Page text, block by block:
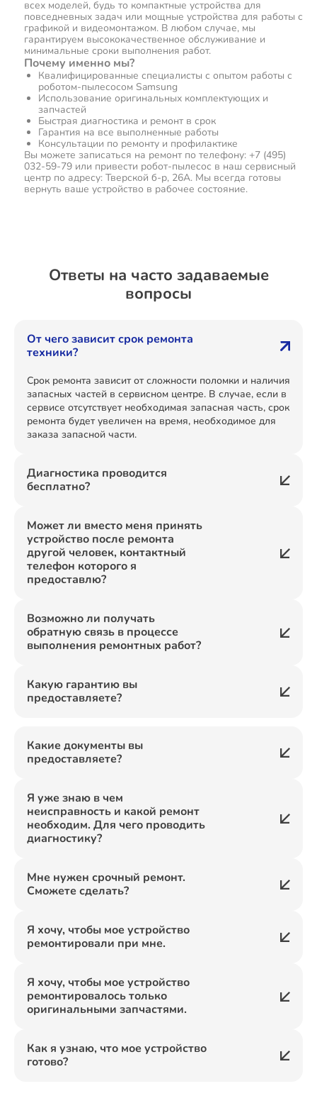
всех моделей, будь то компактные устройства для
повседневных задач или мощные устройства для работы с
графикой и видеомонтажом. В любом случае, мы
гарантируем высококачественное обслуживание и
минимальные сроки выполнения работ.
Почему именно мы?
Квалифицированные специалисты с опытом работы с
роботом-пылесосом Samsung
Использование оригинальных комплектующих и
запчастей
Быстрая диагностика и ремонт в срок
Гарантия на все выполненные работы
Консультации по ремонту и профилактике
Вы можете записаться на ремонт по телефону: +7 (495)
032-59-79 или привести робот-пылесос в наш сервисный
центр по адресу: Тверской б-р, 26А. Мы всегда готовы
вернуть ваше устройство в рабочее состояние.
Ответы на часто задаваемые
вопросы
От чего зависит срок ремонта
техники?
Срок ремонта зависит от сложности поломки и наличия
запасных частей в сервисном центре. В случае, если в
сервисе отсутствует необходимая запасная часть, срок
ремонта будет увеличен на время, необходимое для
заказа запасной части.
Диагностика проводится
бесплатно?
Может ли вместо меня принять
устройство после ремонта
другой человек, контактный
телефон которого я
предоставлю?
Возможно ли получать
обратную связь в процессе
выполнения ремонтных работ?
Какую гарантию вы
предоставляете?
Какие документы вы
предоставляете?
Я уже знаю в чем
неисправность и какой ремонт
необходим. Для чего проводить
диагностику?
Мне нужен срочный ремонт.
Сможете сделать?
Я хочу, чтобы мое устройство
ремонтировали при мне.
Я хочу, чтобы мое устройство
ремонтировалось только
оригинальными запчастями.
Как я узнаю, что мое устройство
готово?